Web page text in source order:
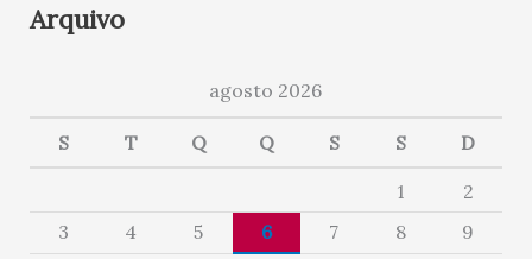
Arquivo
agosto 2026
S T Q Q S S D
1
2
3
4 5 6 7 8
9